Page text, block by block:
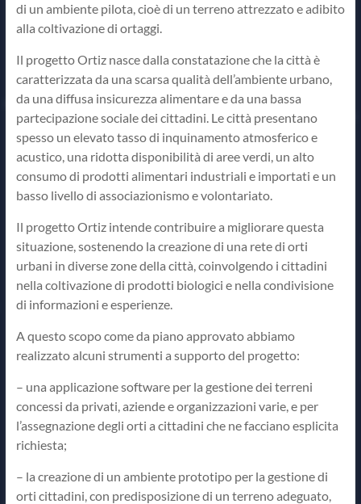
di un ambiente pilota, cioè di un terreno attrezzato e adibito
alla coltivazione di ortaggi.
Il progetto Ortiz nasce dalla constatazione che la città è
caratterizzata da una scarsa qualità dell’ambiente urbano,
da una diffusa insicurezza alimentare e da una bassa
partecipazione sociale dei cittadini. Le città presentano
spesso un elevato tasso di inquinamento atmosferico e
acustico, una ridotta disponibilità di aree verdi, un alto
consumo di prodotti alimentari industriali e importati e un
basso livello di associazionismo e volontariato.
Il progetto Ortiz intende contribuire a migliorare questa
situazione, sostenendo la creazione di una rete di orti
urbani in diverse zone della città, coinvolgendo i cittadini
nella coltivazione di prodotti biologici e nella condivisione
di informazioni e esperienze.
A questo scopo come da piano approvato abbiamo
realizzato alcuni strumenti a supporto del progetto:
– una applicazione software per la gestione dei terreni
concessi da privati, aziende e organizzazioni varie, e per
l’assegnazione degli orti a cittadini che ne facciano esplicita
richiesta;
– la creazione di un ambiente prototipo per la gestione di
orti cittadini, con predisposizione di un terreno adeguato,